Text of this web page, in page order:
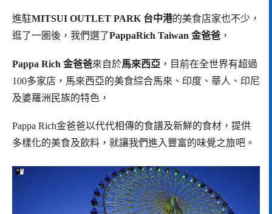
進駐MITSUI OUTLET PARK 台中港的美食店家也不少，
逛了一圈後，我們選了PappaRich Taiwan 金爸爸 ，
Pappa Rich 金爸爸來自於馬來西亞 ，目前在全世界有超過
100多家店，馬來西亞的美食綜合馬來、印度、華人、印尼
及婆羅洲民族的特色，
Pappa Rich金爸爸以代代相傳的食譜及新鮮的食材，提供
多樣化的美食及飲料，就讓我們進入豐富的味覺之旅吧。